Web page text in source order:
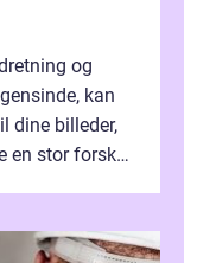
og
kan
dine billeder,
stor forskel.